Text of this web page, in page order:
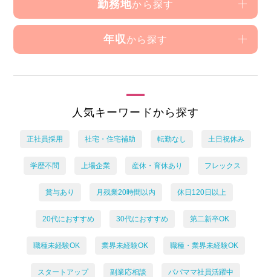
勤務地から探す
年収 から探す
人気キーワードから探す
正社員採用 社宅・住宅補助 転勤なし 土日祝休み
学歴不問 上場企業 産休・育休あり フレックス
賞与あり 月残業20時間以内 休日120日以上
20代におすすめ 30代におすすめ 第二新卒OK
職種未経験OK 業界未経験OK 職種・業界未経験OK
スタートアップ 副業応相談 パパママ社員活躍中